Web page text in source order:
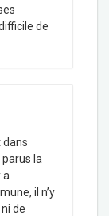
de
dans
parus la
a
il n’y
de